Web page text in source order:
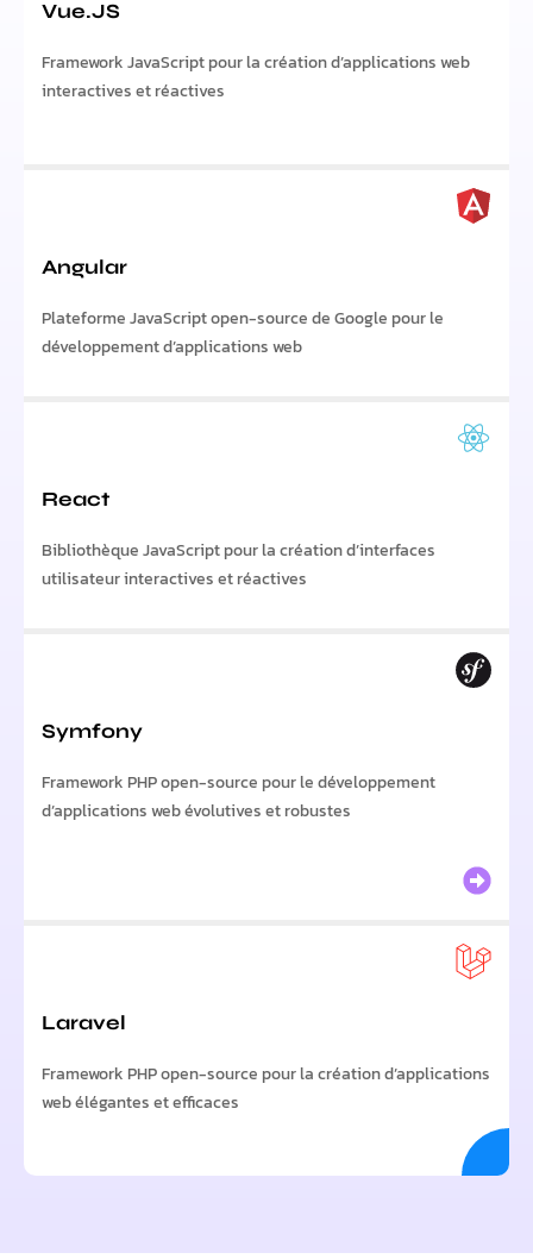
Vue.JS
Framework JavaScript pour la création d’applications web
interactives et réactives
Angular
Plateforme JavaScript open-source de Google pour le
développement d’applications web
React
Bibliothèque JavaScript pour la création d’interfaces
utilisateur interactives et réactives
Symfony
Framework PHP open-source pour le développement
d’applications web évolutives et robustes
Laravel
Framework PHP open-source pour la création d’applications
web élégantes et efficaces